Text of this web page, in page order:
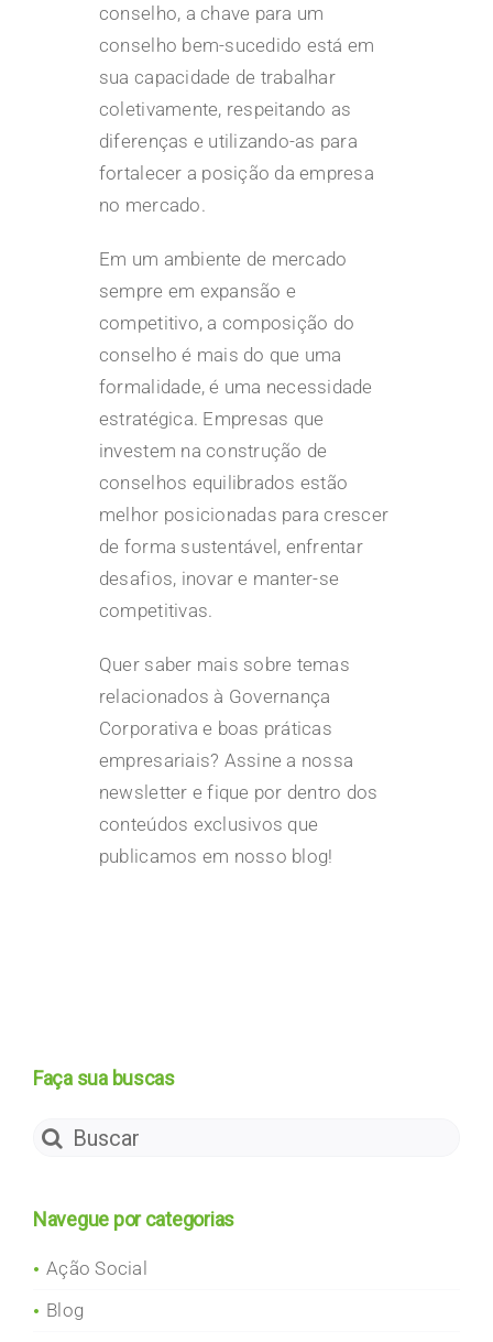
conselho, a chave para um
conselho bem-sucedido está em
sua capacidade de trabalhar
coletivamente, respeitando as
diferenças e utilizando-as para
fortalecer a posição da empresa
no mercado.
Em um ambiente de mercado
sempre em expansão e
competitivo, a composição do
conselho é mais do que uma
formalidade, é uma necessidade
estratégica. Empresas que
investem na construção de
conselhos equilibrados estão
melhor posicionadas para crescer
de forma sustentável, enfrentar
desafios, inovar e manter-se
competitivas.
Quer saber mais sobre temas
relacionados à Governança
Corporativa e boas práticas
empresariais? Assine a nossa
newsletter e fique por dentro dos
conteúdos exclusivos que
publicamos em nosso blog!
Faça sua buscas
Search
Navegue por categorias
Ação Social
Blog